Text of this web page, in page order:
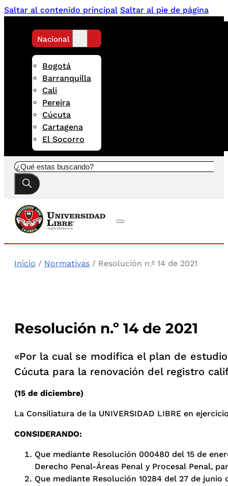
Saltar al contenido principal Saltar al pie de página
Nacional
Bogotá
Barranquilla
Cali
Pereira
Cúcuta
Cartagena
El Socorro
Buscar
Inicio / Normativas / Resolución n.º 14 de 2021
Resolución n.º 14 de 2021
«Por la cual se modifica el plan de
Cúcuta para la renovación del registro
(15 de diciembre)
La Consiliatura de la UNIVERSIDAD LIBRE en
CONSIDERANDO:
Que mediante Resolución 000480 del 15 de
Derecho Penal-Áreas Penal y Procesal Penal,
Que mediante Resolución 10284 del 27 de